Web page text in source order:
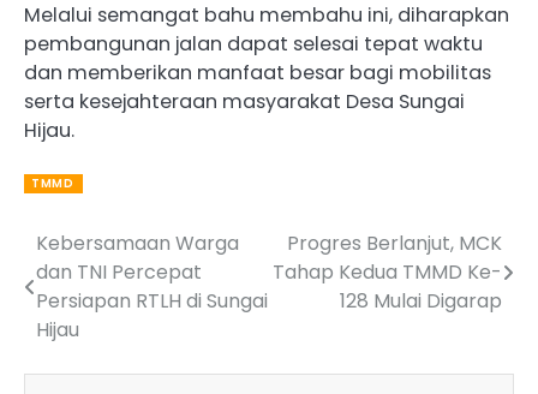
Melalui semangat bahu membahu ini, diharapkan
pembangunan jalan dapat selesai tepat waktu
dan memberikan manfaat besar bagi mobilitas
serta kesejahteraan masyarakat Desa Sungai
Hijau.
TMMD
Post
navigation
Kebersamaan Warga
dan TNI Percepat
Persiapan RTLH di Sungai
Hijau
Progres Berlanjut, MCK
Tahap Kedua TMMD Ke-
128 Mulai Digarap